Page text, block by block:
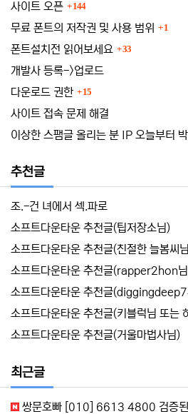
사이트 오픈 144
무료 폰트의 저작권 및 사용 범위 1
폰트설치전 읽어보세요 33
개발사 등록->업로드
다운로드 권한 15
사이트 접속 문제 해결
이상한 스팸글 올리는 분 IP 오늘부터
추천글
조.-건 녀에서 섹.파로
소프트다운타운 추천글(팁저장소님)
소프트다운타운 추천글(친절한 늘봄씨
소프트다운타운 추천글(rapper2hon
소프트다운타운 추천글
소프트다운타운 추천글(키블럭님 또는
소프트다운타운 추천글(거울마법사님)
최근글
쌍문호빠 [010] 6613 4800 검증된 우이동호